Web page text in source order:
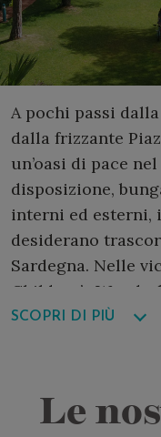
A pochi passi
dalla frizzante
un’oasi di pace
disposizione,
interni ed esterni,
desiderano
Sardegna. Nelle
Children’s
divertimento dei
di lusso, sono
SCOPRI DI PIÙ
Le